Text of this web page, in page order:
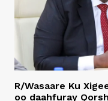
R/Wasaare Ku
oo daahfuray